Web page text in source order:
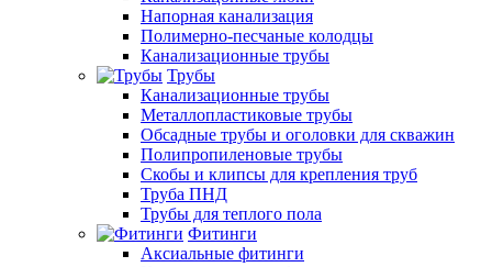
Напорная канализация
Полимерно-песчаные колодцы
Канализационные трубы
Трубы
Канализационные трубы
Металлопластиковые трубы
Обсадные трубы и оголовки для скважин
Полипропиленовые трубы
Скобы и клипсы для крепления труб
Труба ПНД
Трубы для теплого пола
Фитинги
Аксиальные фитинги